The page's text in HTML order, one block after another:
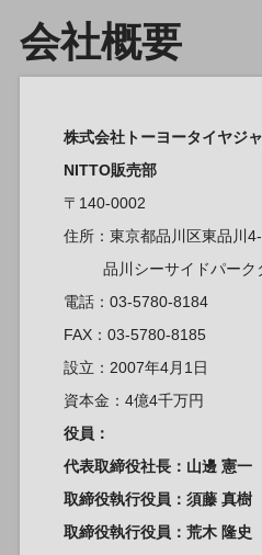
会社概要
株式会社トーヨータイヤジ
NITTO販売部
〒140-0002
住所：東京都品川区東品川
品川シーサイドパーク
電話：03-5780-8184
FAX：03-5780-8185
設立：2007年4月1日
資本金：4億4千万円
役員：
代表取締役社長：山邊 憲一
取締役執行役員： 須藤 真樹
取締役執行役員：荒木 隆史